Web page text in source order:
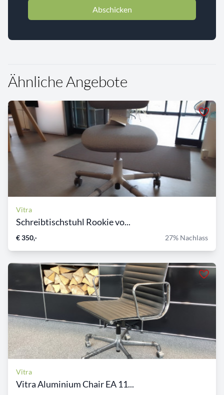
Abschicken
Ähnliche Angebote
Vitra
Schreibtischstuhl Rookie vo...
€ 350,- 27% Nachlass
Vitra
Vitra Aluminium Chair EA 11...